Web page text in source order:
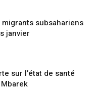
migrants subsahariens
janvier
sur l’état de santé